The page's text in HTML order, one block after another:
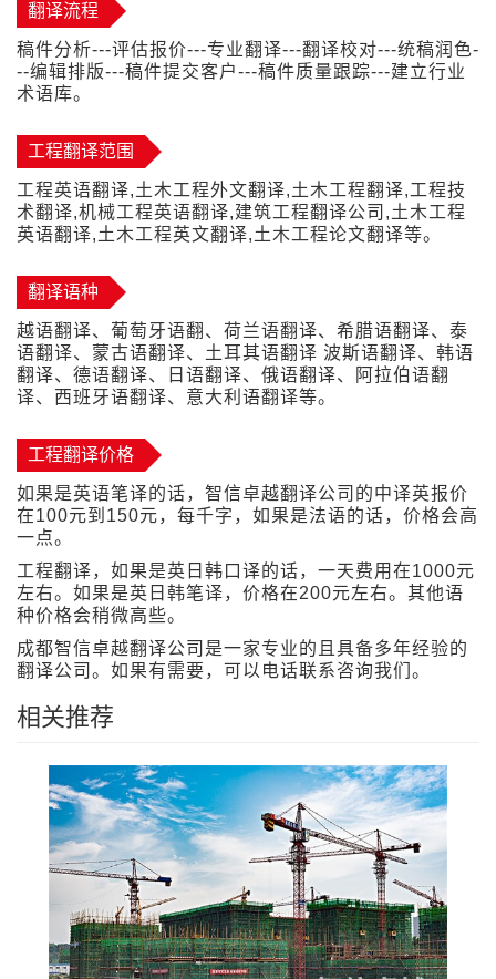
翻译流程
稿件分析---评估报价---专业翻译---翻译校对---统稿润色-
--编辑排版---稿件提交客户---稿件质量跟踪---建立行业
术语库。
工程翻译范围
工程英语翻译,土木工程外文翻译,土木工程翻译,工程技
术翻译,机械工程英语翻译,建筑工程翻译公司,土木工程
英语翻译,土木工程英文翻译,土木工程论文翻译等。
翻译语种
越语翻译、葡萄牙语翻、荷兰语翻译、希腊语翻译、泰
语翻译、蒙古语翻译、土耳其语翻译 波斯语翻译、韩语
翻译、德语翻译、日语翻译、俄语翻译、阿拉伯语翻
译、西班牙语翻译、意大利语翻译等。
工程翻译价格
如果是英语笔译的话，智信卓越翻译公司的中译英报价
在100元到150元，每千字，如果是法语的话，价格会高
一点。
工程翻译，如果是英日韩口译的话，一天费用在1000元
左右。如果是英日韩笔译，价格在200元左右。其他语
种价格会稍微高些。
成都智信卓越翻译公司是一家专业的且具备多年经验的
翻译公司。如果有需要，可以电话联系咨询我们。
相关推荐